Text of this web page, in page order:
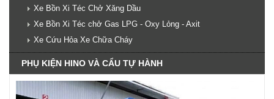
Xe Bồn Xi Téc Chở Xăng Dầu
Xe Bồn Xi Téc chở Gas LPG - Oxy Lỏng - Axit
Xe Cứu Hỏa Xe Chữa Cháy
PHỤ KIỆN HINO VÀ CẨU TỰ HÀNH